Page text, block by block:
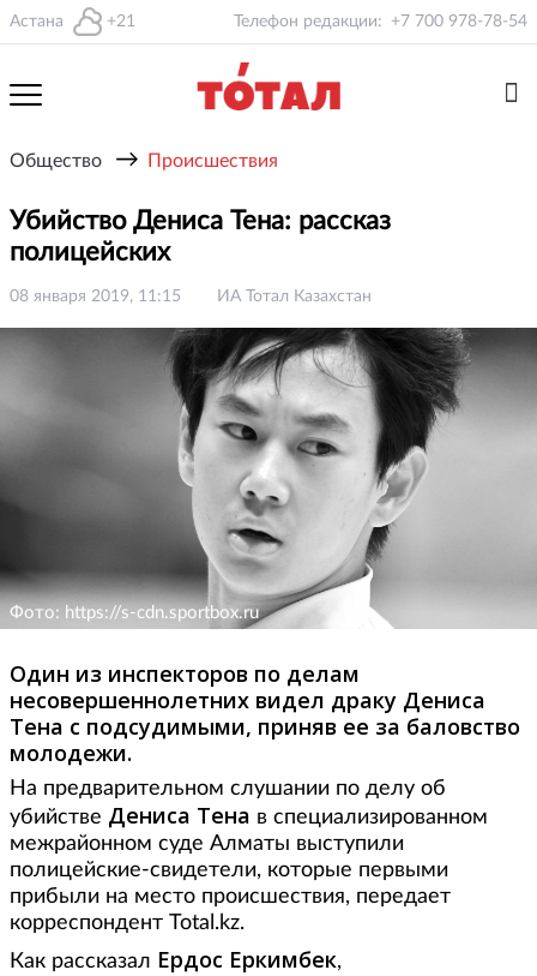
Астана +21 Телефон редакции: +7 700 978-78-54
Общество → Происшествия
Убийство Дениса Тена: рассказ
полицейских
08 января 2019, 11:15 ИА Тотал Казахстан
Фото: https://s-cdn.sportbox.ru
Один из инспекторов по делам
несовершеннолетних видел драку Дениса
Тена с подсудимыми, приняв ее за баловство
молодежи.
На предварительном слушании по делу об
убийстве Дениса Тена в специализированном
межрайонном суде Алматы выступили
полицейские-свидетели, которые первыми
прибыли на место происшествия, передает
корреспондент Total.kz.
Как рассказал Ердос Еркимбек,